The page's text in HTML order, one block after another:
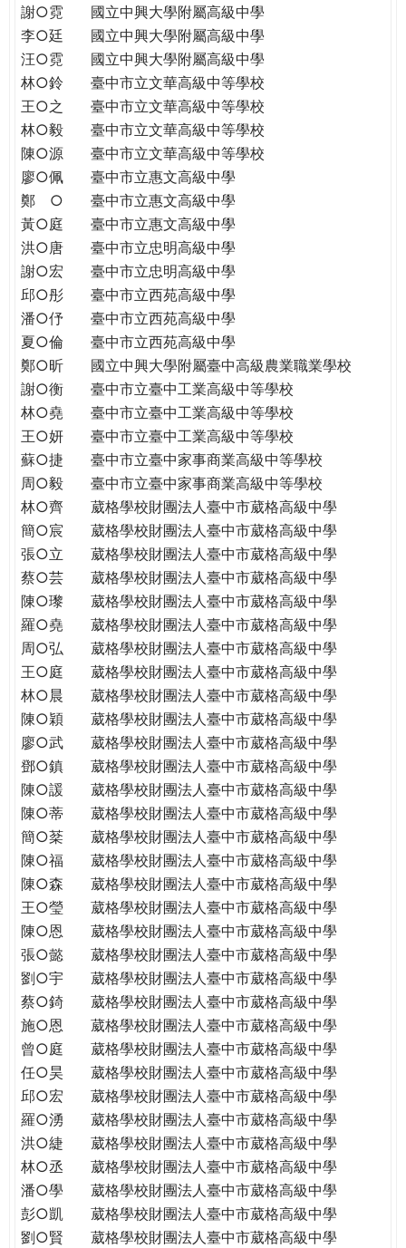
TODAY
THE
WORLD
TOMORROW
PUTTING
YOU
THE
PATH
GLOBAL
CITIZENSHIP
謝○霓
國立中興大學附屬高級中學
李○廷
國立中興大學附屬高級中學
汪○霓
國立中興大學附屬高級中學
林○鈴
臺中市立文華高級中等學校
王○之
臺中市立文華高級中等學校
林○毅
臺中市立文華高級中等學校
陳○源
臺中市立文華高級中等學校
廖○佩
臺中市立惠文高級中學
鄭 ○
臺中市立惠文高級中學
黃○庭
臺中市立惠文高級中學
洪○唐
臺中市立忠明高級中學
謝○宏
臺中市立忠明高級中學
邱○彤
臺中市立西苑高級中學
潘○伃
臺中市立西苑高級中學
夏○倫
臺中市立西苑高級中學
鄭○昕
國立中興大學附屬臺中高級農業職業學校
謝○衡
臺中市立臺中工業高級中等學校
林○堯
臺中市立臺中工業高級中等學校
王○妍
臺中市立臺中工業高級中等學校
蘇○捷
臺中市立臺中家事商業高級中等學校
周○毅
臺中市立臺中家事商業高級中等學校
林○齊
葳格學校財團法人臺中市葳格高級中學
簡○宸
葳格學校財團法人臺中市葳格高級中學
張○立
葳格學校財團法人臺中市葳格高級中學
蔡○芸
葳格學校財團法人臺中市葳格高級中學
陳○瓈
葳格學校財團法人臺中市葳格高級中學
羅○堯
葳格學校財團法人臺中市葳格高級中學
周○弘
葳格學校財團法人臺中市葳格高級中學
王○庭
葳格學校財團法人臺中市葳格高級中學
林○晨
葳格學校財團法人臺中市葳格高級中學
陳○穎
葳格學校財團法人臺中市葳格高級中學
廖○武
葳格學校財團法人臺中市葳格高級中學
鄧○鎮
葳格學校財團法人臺中市葳格高級中學
陳○諼
葳格學校財團法人臺中市葳格高級中學
陳○蒂
葳格學校財團法人臺中市葳格高級中學
簡○棻
葳格學校財團法人臺中市葳格高級中學
陳○福
葳格學校財團法人臺中市葳格高級中學
陳○森
葳格學校財團法人臺中市葳格高級中學
王○瑩
葳格學校財團法人臺中市葳格高級中學
陳○恩
葳格學校財團法人臺中市葳格高級中學
張○懿
葳格學校財團法人臺中市葳格高級中學
劉○宇
葳格學校財團法人臺中市葳格高級中學
蔡○錡
葳格學校財團法人臺中市葳格高級中學
施○恩
葳格學校財團法人臺中市葳格高級中學
曾○庭
葳格學校財團法人臺中市葳格高級中學
任○昊
葳格學校財團法人臺中市葳格高級中學
邱○宏
葳格學校財團法人臺中市葳格高級中學
羅○湧
葳格學校財團法人臺中市葳格高級中學
洪○緁
葳格學校財團法人臺中市葳格高級中學
林○丞
葳格學校財團法人臺中市葳格高級中學
潘○學
葳格學校財團法人臺中市葳格高級中學
彭○凱
葳格學校財團法人臺中市葳格高級中學
劉○賢
葳格學校財團法人臺中市葳格高級中學